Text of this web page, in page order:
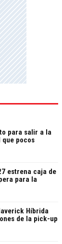
para salir a la
pocos
estrena caja de
para la
Híbrida
de la pick-up